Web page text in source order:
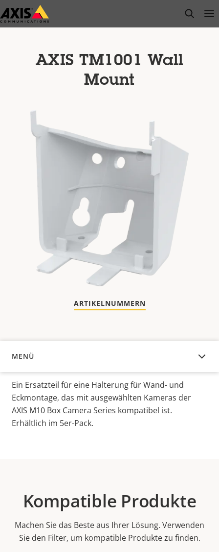
Zum
Hauptinhalt
open
AXIS TM1001 Wall
Mount
ARTIKELNUMMERN
MENÜ
ÜBERSICHT
Ein Ersatzteil für eine Halterung für Wand- und
Eckmontage, das mit ausgewählten Kameras der
AXIS M10 Box Camera Series kompatibel ist.
Erhältlich im 5er-Pack.
Kompatible Produkte
Machen Sie das Beste aus Ihrer Lösung. Verwenden
Sie den Filter, um kompatible Produkte zu finden.